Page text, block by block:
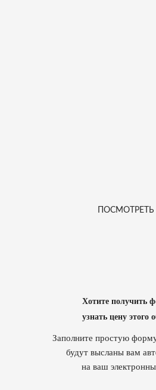
Хотите получить
узнать цену этого
Заполните простую
будут высланы вам
на ваш